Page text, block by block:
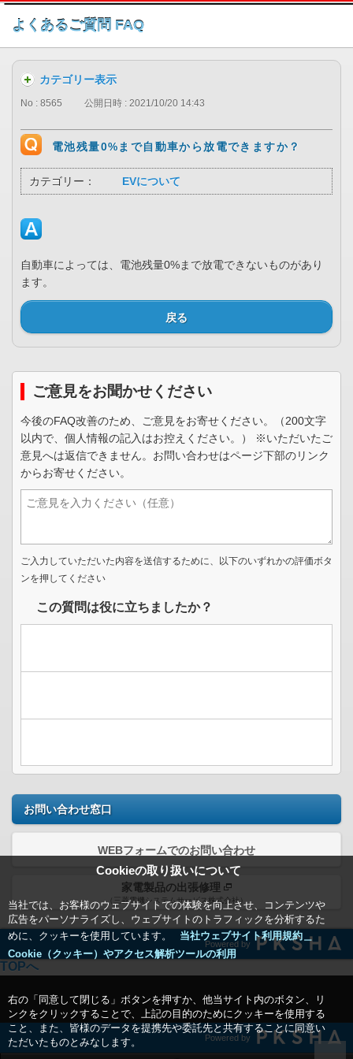
このページの本文へ
よくあるご質問 FAQ
Cookieの取り扱いについて
当社では、お客様のウェブサイトでの体験を向上させ、コンテンツや
広告をパーソナライズし、ウェブサイトのトラフィックを分析するた
めに、クッキーを使用しています。
当社ウェブサイト利用規約＿
Cookie（クッキー）やアクセス解析ツールの利用
右の「同意して閉じる」ボタンを押すか、他当サイト内のボタン、リ
ンクをクリックすることで、上記の目的のためにクッキーを使用する
こと、また、皆様のデータを提携先や委託先と共有することに同意い
ただいたものとみなします。
カテゴリー表示
No : 8565 公開日時 : 2021/10/20 14:43
電池残量0%まで自動車から放電できますか？
カテゴリー： EVについて
自動車によっては、電池残量0%まで放電できないものがあり
ます。
戻る
ご意見をお聞かせください
今後のFAQ改善のため、ご意見をお寄せください。（200文字
以内で、個人情報の記入はお控えください。） ※いただいたご
意見へは返信できません。お問い合わせはページ下部のリンク
からお寄せください。
ご入力していただいた内容を送信するために、以下のいずれかの評価ボタ
ンを押してください
この質問は役に立ちましたか？
お問い合わせ窓口
WEBフォームでのお問い合わせ
家電製品の出張修理
（三菱電機システムサービス株式会社）
Powered by
TOPへ
Powered by